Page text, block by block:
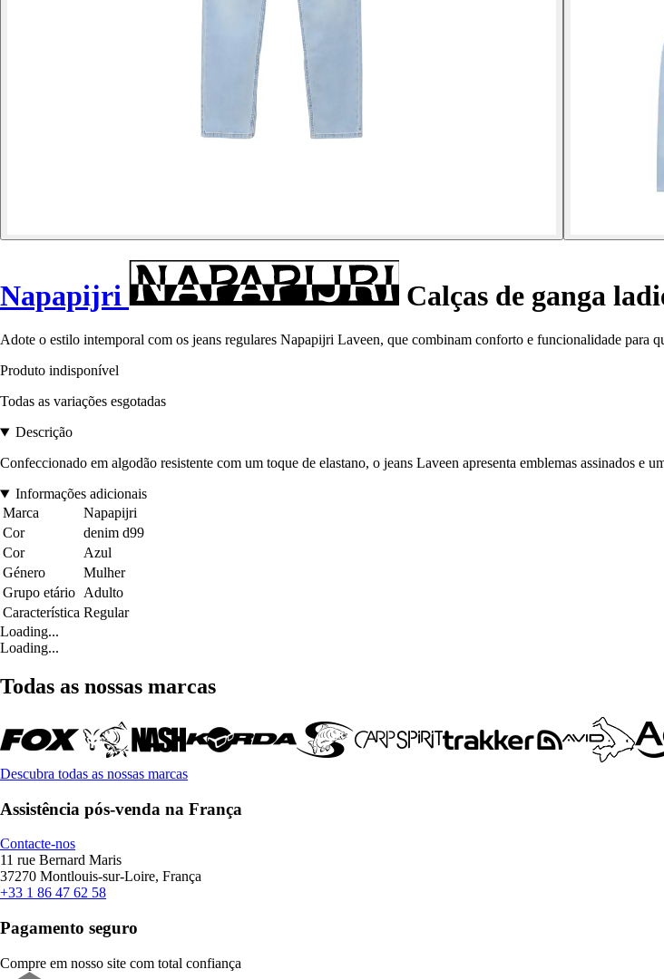
Napapijri Calças de ganga
Adote o estilo intemporal com os jeans regulares Napapijri Laveen, que combinam conforto e funcionalidade para
Produto indisponível
Todas as variações esgotadas
Descrição
Confeccionado em algodão resistente com um toque de elastano, o jeans Laveen apresenta emblemas assinados e
Informações adicionais
Marca
Napapijri
Cor
denim d99
Cor
Azul
Género
Mulher
Grupo etário Adulto
Característica Regular
Loading...
Loading...
Todas as nossas marcas
Descubra todas as nossas marcas
Assistência pós-venda na França
Contacte-nos
11 rue Bernard Maris
37270 Montlouis-sur-Loire, França
+33 1 86 47 62 58
Pagamento seguro
Compre em nosso site com total confiança